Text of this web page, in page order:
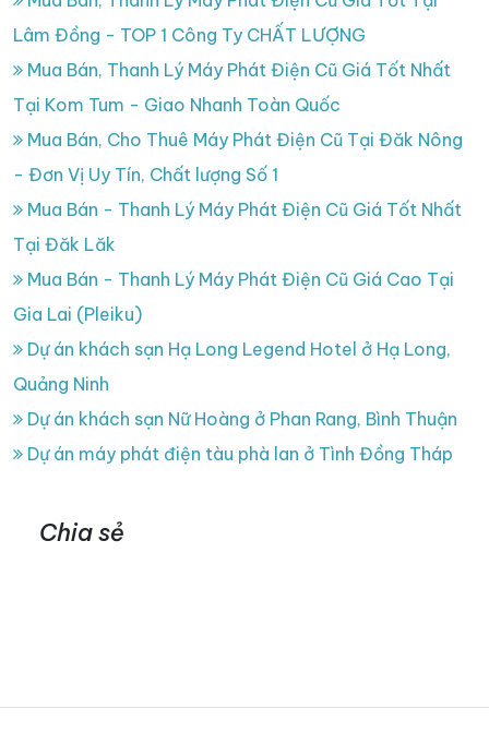
Lâm Đồng - TOP 1 Công Ty CHẤT LƯỢNG
Mua Bán, Thanh Lý Máy Phát Điện Cũ Giá Tốt Nhất
Tại Kom Tum - Giao Nhanh Toàn Quốc
Mua Bán, Cho Thuê Máy Phát Điện Cũ Tại Đăk Nông
- Đơn Vị Uy Tín, Chất lượng Số 1
Mua Bán - Thanh Lý Máy Phát Điện Cũ Giá Tốt Nhất
Tại Đăk Lăk
Mua Bán - Thanh Lý Máy Phát Điện Cũ Giá Cao Tại
Gia Lai (Pleiku)
Dự án khách sạn Hạ Long Legend Hotel ở Hạ Long,
Quảng Ninh
Dự án khách sạn Nữ Hoàng ở Phan Rang, Bình Thuận
Dự án máy phát điện tàu phà lan ở Tình Đồng Tháp
Chia sẻ